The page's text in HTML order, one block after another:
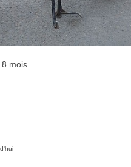
mois.